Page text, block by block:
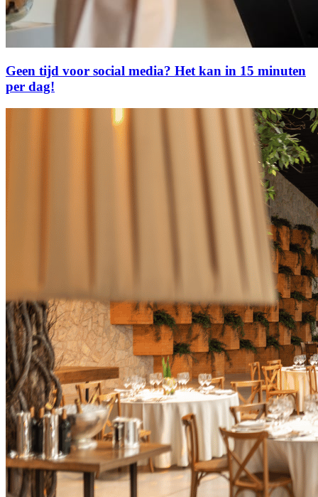
Geen tijd voor social media? Het kan in 15 minuten
per dag!